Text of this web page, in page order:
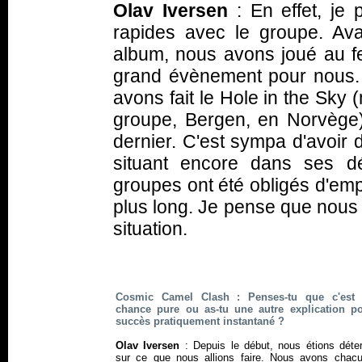
Olav Iversen : En effet, je
rapides avec le groupe.
album, nous avons joué au
grand évènement pour
avons fait le Hole in the Sky
groupe, Bergen, en
dernier. C'est sympa d'avoir
situant encore dans ses
groupes ont été obligés
plus long. Je pense que
situation.
Cosmic Camel Clash : Penses-tu que c'est
chance pure ou as-tu une autre explication
succès pratiquement instantané ?
Olav Iversen : Depuis le début, nous étions
sur ce que nous allions faire. Nous avons